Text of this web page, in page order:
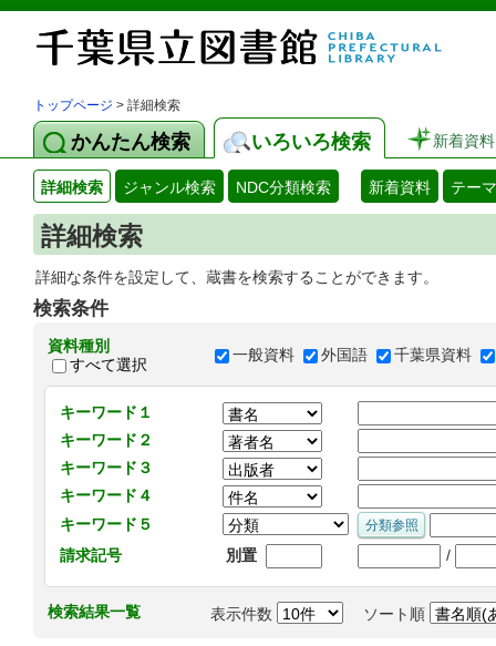
トップページ > 詳細検索
かんたん検索 いろいろ検索 新着資料
詳細検索 ジャンル検索 NDC分類検索 新着資料 テー
詳細検索
詳細な条件を設定して、蔵書を検索することができます。
検索条件
資料種別
すべて選択
一般資料 外国語 千葉県資料
キーワード１
キーワード２
キーワード３
キーワード４
キーワード５
請求記号
別置 /
検索結果一覧 表示件数 ソート順